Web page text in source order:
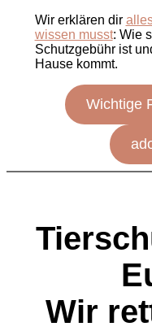
Wir erklären dir
wissen musst: Wie
Schutzgebühr ist
Hause kommt.
Wichtige
Wir